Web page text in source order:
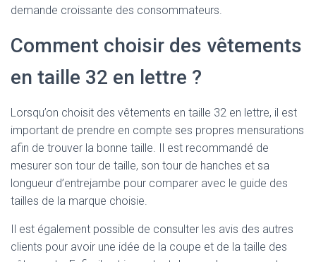
demande croissante des consommateurs.
Comment choisir des vêtements
en taille 32 en lettre ?
Lorsqu’on choisit des vêtements en taille 32 en lettre, il est
important de prendre en compte ses propres mensurations
afin de trouver la bonne taille. Il est recommandé de
mesurer son tour de taille, son tour de hanches et sa
longueur d’entrejambe pour comparer avec le guide des
tailles de la marque choisie.
Il est également possible de consulter les avis des autres
clients pour avoir une idée de la coupe et de la taille des